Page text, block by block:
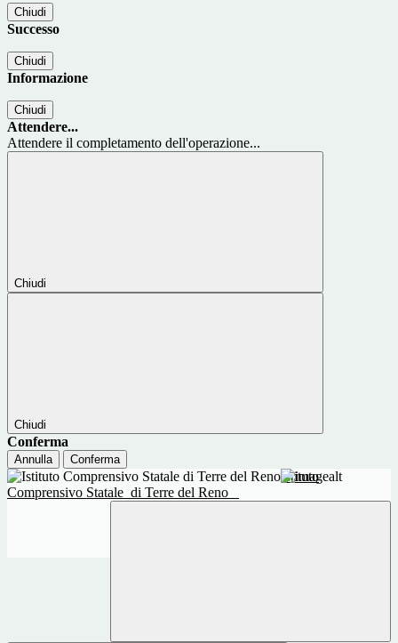
Chiudi
Successo
Chiudi
Informazione
Chiudi
Attendere...
Attendere il completamento dell'operazione...
Chiudi
Chiudi
Conferma
Annulla Conferma
Istituto
Comprensivo Statale di Terre del Reno